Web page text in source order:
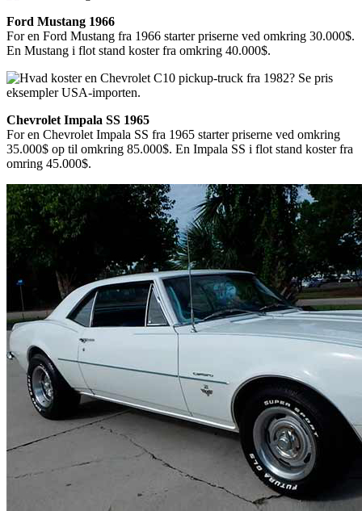
Ford Mustang 1966
For en Ford Mustang fra 1966 starter priserne ved omkring 30.000$.
En Mustang i flot stand koster fra omkring 40.000$.
Chevrolet Impala SS 1965
For en Chevrolet Impala SS fra 1965 starter priserne ved omkring
35.000$ op til omkring 85.000$. En Impala SS i flot stand koster fra
omring 45.000$.